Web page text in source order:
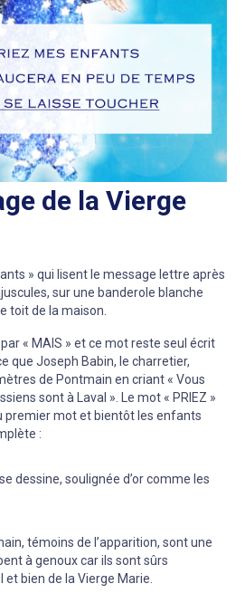
de la Vierge
» qui lisent le message lettre après
sur une banderole blanche
toit de la maison.
« MAIS » et ce mot reste seul écrit
que Joseph Babin, le charretier,
de Pontmain en criant « Vous
sont à Laval ». Le mot « PRIEZ »
premier mot et bientôt les enfants
:
dessine, soulignée d’or comme les
témoins de l’apparition, sont une
à genoux car ils sont sûrs
et bien de la Vierge Marie.